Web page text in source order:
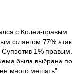
с Колей-правым
флангом 77% атак
1% правым.
была выбрана по
много мешать".